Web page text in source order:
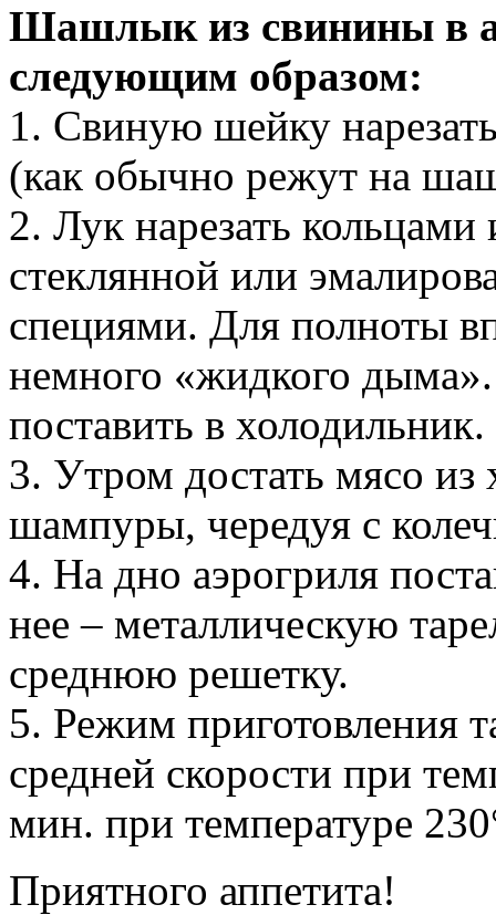
Шашлык из свинины в
следующим образом:
1. Свиную шейку
(как обычно режут на
2. Лук нарезать
стеклянной или
специями. Для полноты
немного «жидкого
поставить в холодильник.
3. Утром достать мясо из
шампуры, чередуя с
4. На дно аэрогриля
нее – металлическую
среднюю решетку.
5. Режим приготовления
средней скорости при
мин. при температуре
Приятного аппетита!